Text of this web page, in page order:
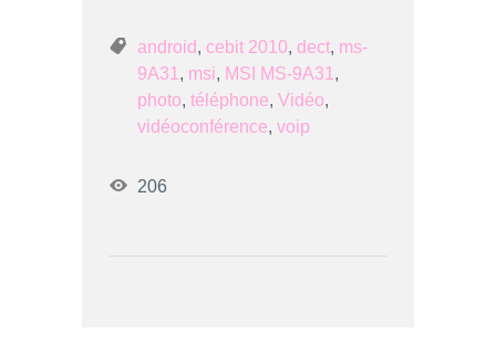
android, cebit 2010, dect, ms-
9A31 , msi, MSI MS-9A31 ,
photo, téléphone, Vidéo,
vidéoconférence, voip
206